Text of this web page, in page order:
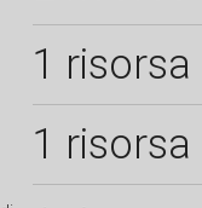
1 risorsa
1 risorsa